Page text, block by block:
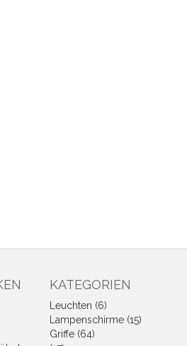
KATEGORIEN
Leuchten (6)
Lampenschirme (15)
Griffe (64)